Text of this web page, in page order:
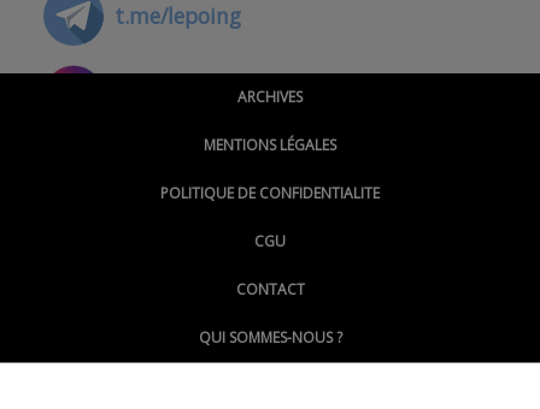
t.me/lepoing
@montpellierpoinginfo
@LePoingMontpellier
ARCHIVES
MENTIONS LÉGALES
POLITIQUE DE CONFIDENTIALITE
CGU
CONTACT
QUI SOMMES-NOUS ?